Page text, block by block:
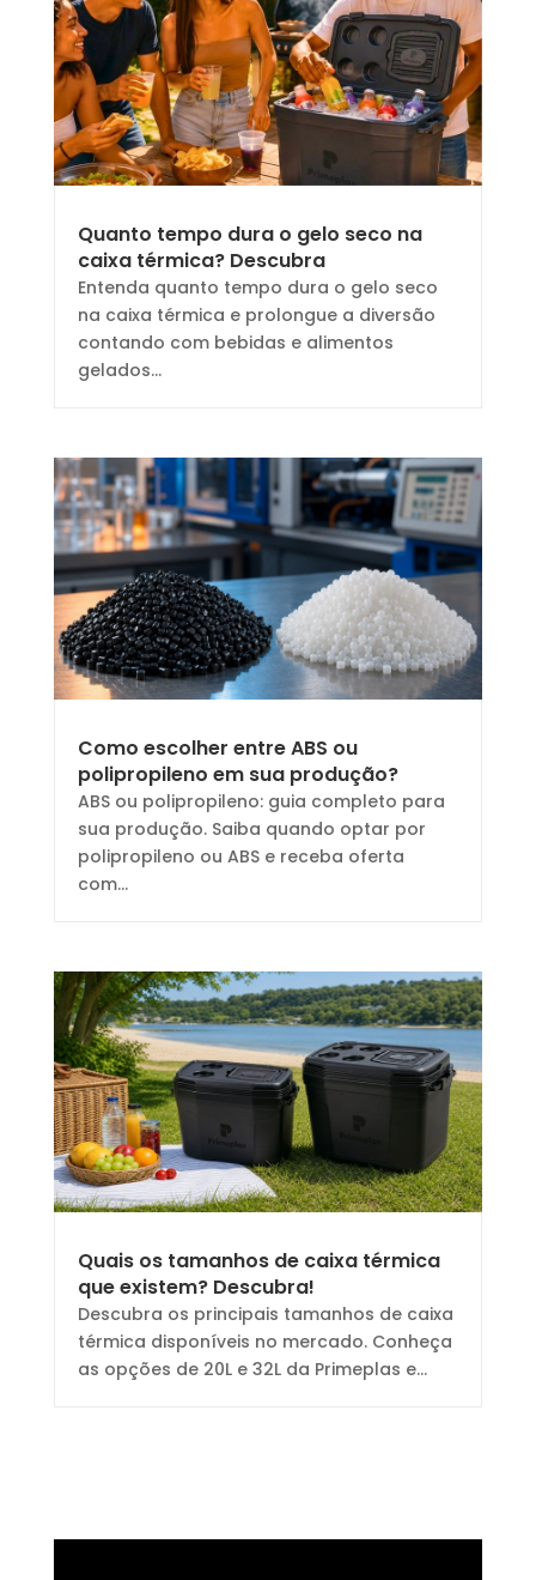
Quanto tempo dura o gelo seco na
caixa térmica? Descubra
Entenda quanto tempo dura o gelo seco
na caixa térmica e prolongue a diversão
contando com bebidas e alimentos
gelados...
Como escolher entre ABS ou
polipropileno em sua produção?
ABS ou polipropileno: guia completo para
sua produção. Saiba quando optar por
polipropileno ou ABS e receba oferta
com...
Quais os tamanhos de caixa térmica
que existem? Descubra!
Descubra os principais tamanhos de caixa
térmica disponíveis no mercado. Conheça
as opções de 20L e 32L da Primeplas e...